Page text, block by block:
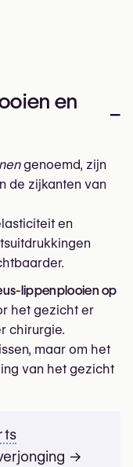
en
–
genoemd, zijn
de zijkanten van
en
lippenplooien op
het gezicht er
chirurgie.
maar om het
van het gezicht
→